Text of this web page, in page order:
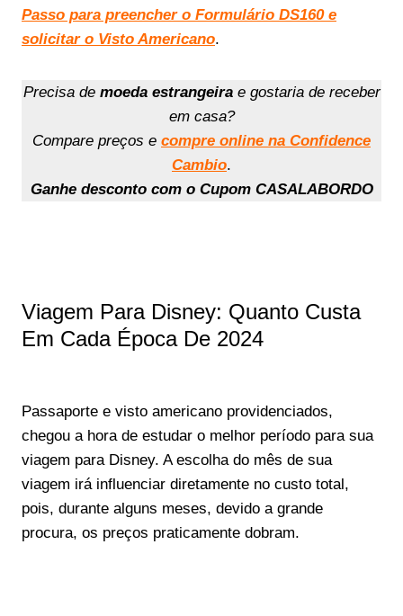
Passo para preencher o Formulário DS160 e
solicitar o Visto Americano.
Precisa de moeda estrangeirae gostaria de receber
em casa?
Compare preços e compre online na Confidence
Cambio.
Ganhe desconto com o Cupom CASALABORDO
Viagem Para Disney: Quanto Custa
Em Cada Época De 2024
Passaporte e visto americano providenciados,
chegou a hora de estudar o melhor período para sua
viagem para Disney. A escolha do mês de sua
viagem irá influenciar diretamente no custo total,
pois, durante alguns meses, devido a grande
procura, os preços praticamente dobram.